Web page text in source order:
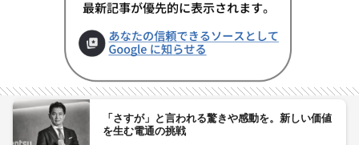
「さすが」と言われる驚きや感動を。新しい価値
を生む電通の挑戦